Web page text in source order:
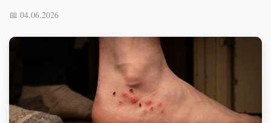
📅 04.06.2026